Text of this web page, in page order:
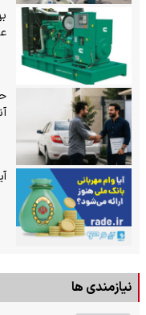
نیازمندی ها